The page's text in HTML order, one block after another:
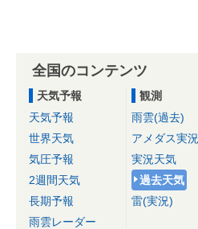
全国のコンテンツ
天気予報
天気予報
世界天気
気圧予報
2週間天気
長期予報
雨雲レーダー
観測
雨雲(過去)
アメダス実況
実況天気
過去天気
雷(実況)